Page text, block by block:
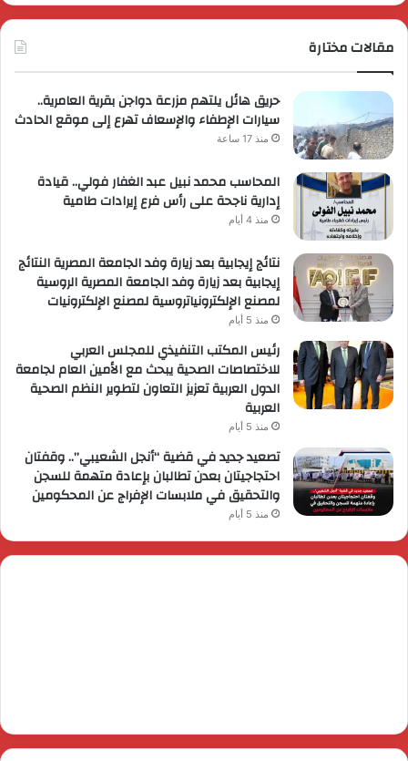
مقالات مختارة
حريق هائل يلتهم مزرعة دواجن بقرية العامرية..
سيارات الإطفاء والإسعاف تهرع إلى موقع الحادث
منذ 17 ساعة
المحاسب محمد نبيل عبد الغفار فولي.. قيادة
إدارية ناجحة على رأس فرع إيرادات طامية
منذ 4 أيام
نتائج إيجابية بعد زيارة وفد الجامعة المصرية النتائج
إيجابية بعد زيارة وفد الجامعة المصرية الروسية
لمصنع الإلكترونياتروسية لمصنع الإلكترونيات
منذ 5 أيام
رئيس المكتب التنفيذي للمجلس العربي
للاختصاصات الصحية يبحث مع الأمين العام لجامعة
الدول العربية تعزيز التعاون لتطوير النظم الصحية
العربية
منذ 5 أيام
تصعيد جديد في قضية “أنجل الشعيبي”.. وقفتان
احتجاجيتان بعدن تطالبان بإعادة متهمة للسجن
والتحقيق في ملابسات الإفراج عن المحكومين
منذ 5 أيام